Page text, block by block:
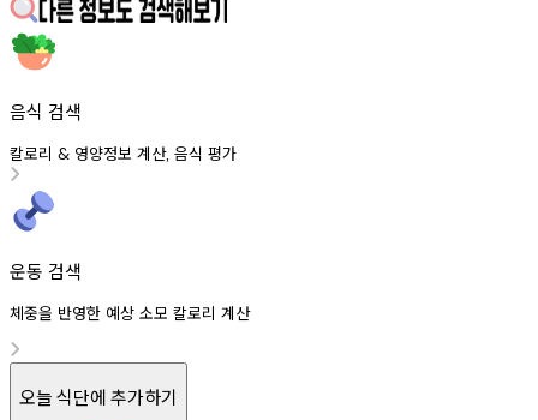
음식 검색
칼로리 & 영양정보 계산, 음식 평가
운동 검색
체중을 반영한 예상 소모 칼로리 계산
오늘 식단에 추가하기